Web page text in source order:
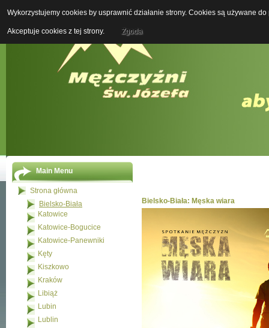
Boży
Main Menu
Strona główna
Bielsko-Biała
Katowice
Katowice-Bogucice
Katowice-Panewniki
Kęty
Kiszkowo
Kraków
Libiąż
Lubin
Lublin
Bielsko-Biała: Męska wiara
Wykorzystujemy cookies by usprawnić działanie strony. Cookies są używane
Akceptuje cookies z tej strony. Zgoda